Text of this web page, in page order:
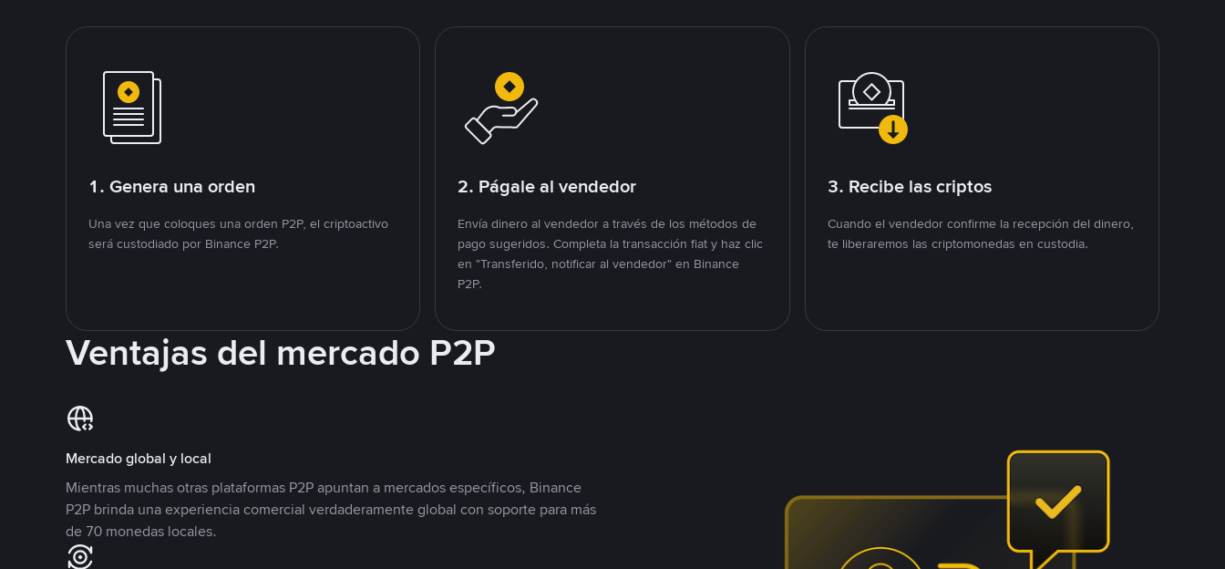
1. Genera una orden
Una vez que coloques una orden P2P, el criptoactivo
será custodiado por Binance P2P.
2. Págale al vendedor
Envía dinero al vendedor a través de los métodos de
pago sugeridos. Completa la transacción fiat y haz clic
en "Transferido, notificar al vendedor" en Binance
P2P.
3. Recibe las criptos
Cuando el vendedor confirme la recepción del dinero,
te liberaremos las criptomonedas en custodia.
Ventajas del mercado P2P
Mercado global y local
Mientras muchas otras plataformas P2P apuntan a mercados específicos, Binance
P2P brinda una experiencia comercial verdaderamente global con soporte para más
de 70 monedas locales.